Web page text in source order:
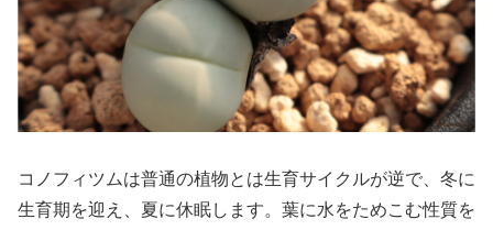
コノフィツムは普通の植物とは生育サイクルが逆で、冬に
生育期を迎え、夏に休眠します。葉に水をためこむ性質を